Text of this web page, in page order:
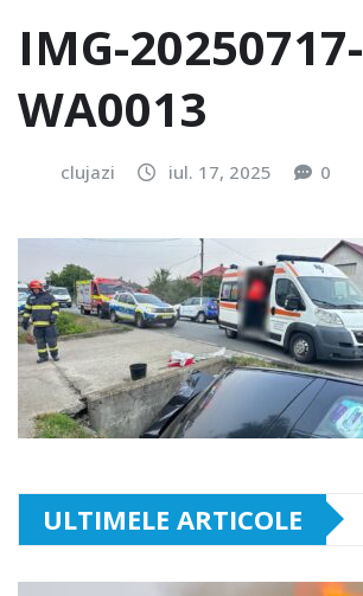
IMG-20250717-
WA0013
clujazi iul. 17, 2025 0
ULTIMELE ARTICOLE